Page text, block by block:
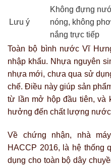
Lưu ý
Không đựng
nóng, không
nắng trực tiếp
Toàn bộ bình nước Vĩ
nhập khẩu. Nhựa nguyên
nhựa mới, chưa qua sử
chế. Điều này giúp sản
từ lần mở hộp đầu tiên, và
hưởng đến chất lượng
Về chứng nhận, nhà
HACCP 2016, là hệ thống
dụng cho toàn bộ dây